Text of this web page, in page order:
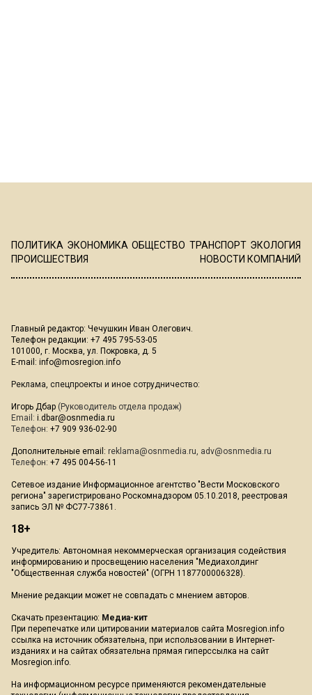
ПОЛИТИКА ЭКОНОМИКА ОБЩЕСТВО ТРАНСПОРТ ЭКОЛОГИЯ
ПРОИСШЕСТВИЯ
НОВОСТИ КОМПАНИЙ
Главный редактор: Чечушкин Иван Олегович.
Телефон редакции: +7 495 795-53-05
101000, г. Москва, ул. Покровка, д. 5
E-mail: info@mosregion.info
Реклама, спецпроекты и иное сотрудничество:
Игорь Дбар (Руководитель отдела продаж)
Email: i.dbar@osnmedia.ru
Телефон: +7 909 936-02-90
Дополнительные email: reklama@osnmedia.ru, adv@osnmedia.ru
Телефон: +7 495 004-56-11
Сетевое издание Информационное агентство "Вести Московского
региона" зарегистрировано Роскомнадзором 05.10.2018, реестровая
запись ЭЛ № ФС77-73861.
18+
Учредитель: Автономная некоммерческая организация содействия
информированию и просвещению населения "Медиахолдинг
"Общественная служба новостей" (ОГРН 1187700006328).
Мнение редакции может не совпадать с мнением авторов.
Скачать презентацию: Медиа-кит
При перепечатке или цитировании материалов сайта Mosregion.info
ссылка на источник обязательна, при использовании в Интернет-
изданиях и на сайтах обязательна прямая гиперссылка на сайт
Mosregion.info.
На информационном ресурсе применяются рекомендательные